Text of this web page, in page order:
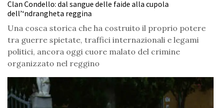
Clan Condello: dal sangue delle faide alla cupola
dell’‘ndrangheta reggina
Una cosca storica che ha costruito il proprio potere
tra guerre spietate, traffici internazionali e legami
politici, ancora oggi cuore malato del crimine
organizzato nel reggino